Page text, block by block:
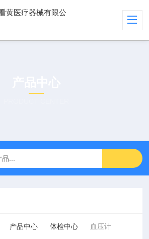
产品中心 体检中心 血压计